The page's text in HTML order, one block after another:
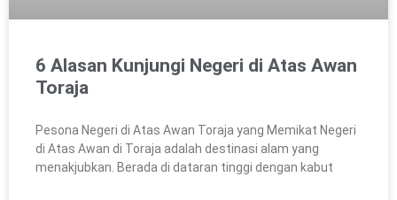
6 Alasan Kunjungi Negeri di Atas Awan
Toraja
Pesona Negeri di Atas Awan Toraja yang Memikat Negeri
di Atas Awan di Toraja adalah destinasi alam yang
menakjubkan. Berada di dataran tinggi dengan kabut